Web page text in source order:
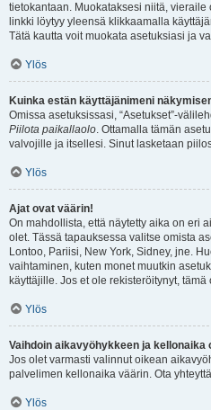
tietokantaan. Muokataksesi niitä,
linkki löytyy yleensä klikkaamalla
Tätä kautta voit muokata asetuksiasi ja
Ylös
Kuinka estän käyttäjänimeni
Omissa asetuksissasi, “Asetukset”-
Piilota paikallaolo. Ottamalla tämän
valvojille ja itsellesi. Sinut lasketaan
Ylös
Ajat ovat väärin!
On mahdollista, että näytetty aika on eri
olet. Tässä tapauksessa valitse omista
Lontoo, Pariisi, New York, Sidney, jne.
vaihtaminen, kuten monet muutkin
käyttäjille. Jos et ole rekisteröitynyt,
Ylös
Vaihdoin aikavyöhykkeen ja kellonaika
Jos olet varmasti valinnut oikean
palvelimen kellonaika väärin. Ota
Ylös